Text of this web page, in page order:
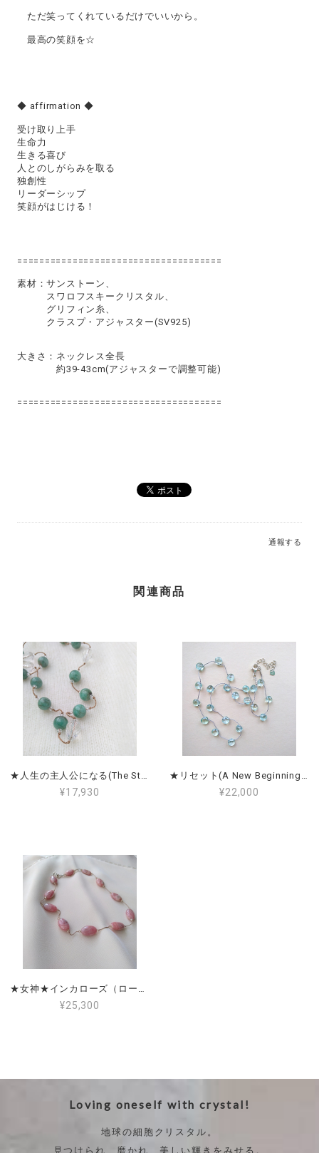
ただ笑ってくれているだけでいいから。
最高の笑顔を☆
◆ affirmation ◆
受け取り上手
生命力
生きる喜び
人とのしがらみを取る
独創性
リーダーシップ
笑顔がはじける！
=====================================
素材：サンストーン、
スワロフスキークリスタル、
グリフィン糸、
クラスプ・アジャスター(SV925)
大きさ：ネックレス全長
約39-43cm(アジャスターで調整可能)
=====================================
通報する
関連商品
★人生の主人公になる(The Star of Your Story)★エメラルド＆クリアクォーツ Emerald & Clear Quartz
¥17,930
★リセット(A New Beginning)★アクアマリン Aquamarine
¥22,000
★女神★インカローズ（ロードクロサイト）
¥25,300
Loving oneself with crystal!
地球の細胞クリスタル。
見つけられ、磨かれ、美しい輝きをみせる。